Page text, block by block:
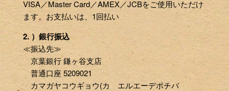
VISA／Master Card／AMEX／JCBをご使用いただけ
ます。お支払いは、1回払い
2. ）銀行振込
≪振込先≫
京葉銀行 鎌ヶ谷支店
普通口座 5209021
カマガヤコウギョウ(カ エルエーデポチバ